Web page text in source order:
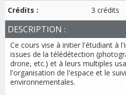
Crédits : 3 crédits
DESCRIPTION :
Ce cours vise à initier l'étudiant à
issues de la télédétection
drone, etc.) et à leurs multiples
l'organisation de l'espace et le
environnementales.